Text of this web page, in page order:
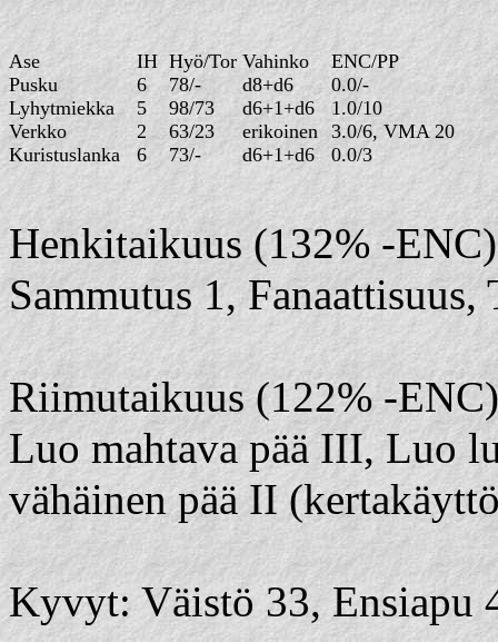
Ase
Pusku
Lyhytmiekka
Verkko
Kuristuslanka
IH
6
5
2
6
Hyö/Tor
78/-
98/73
63/23
73/-
Vahinko
d8+d6
d6+1+d6
erikoinen
d6+1+d6
ENC/PP
0.0/-
1.0/10
3.0/6, VMA 20
0.0/3
Henkitaikuus (132% -
Sammutus 1, Fanaattisuus,
Riimutaikuus (122% -
Luo mahtava pää III, Luo
vähäinen pää II
Kyvyt: Väistö 33, Ensiapu